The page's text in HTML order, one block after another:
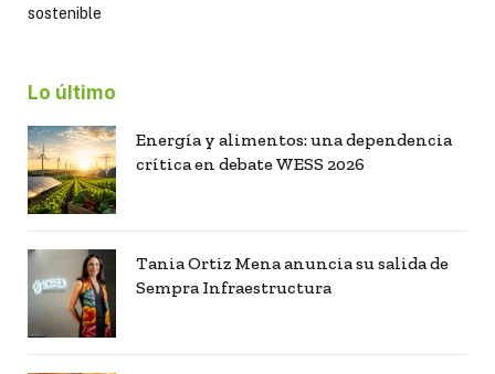
sostenible
Lo último
Energía y alimentos: una dependencia
crítica en debate WESS 2026
Tania Ortiz Mena anuncia su salida de
Sempra Infraestructura